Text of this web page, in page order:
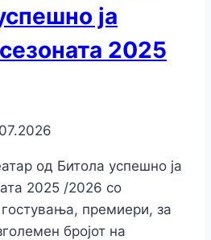
ја
2025
од Битола успешно ја
2025 /2026 со
премиери, за
бројот на